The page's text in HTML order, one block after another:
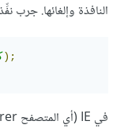
النافذة وإلغائها. جرب
);
في IE (أي المتصفح Internet Explorer)، دائمُا ما يتم إضافة الوسيط